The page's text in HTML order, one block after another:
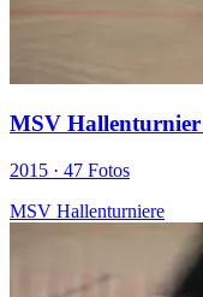
MSV Hallenturnier
2015 · 47 Fotos
MSV Hallenturniere